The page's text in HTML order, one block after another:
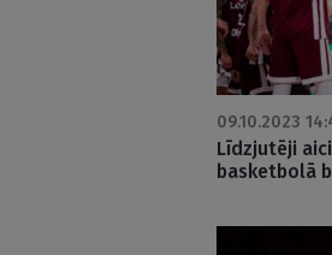
09.10.2023
Līdzjutēji
basketbolā